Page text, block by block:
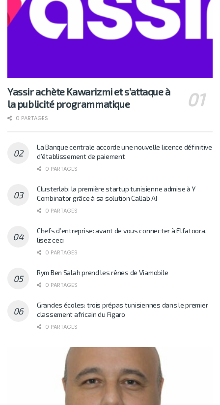
Yassir achète Kawarizmi et s’attaque à
la publicité programmatique
0 PARTAGES
La Banque centrale accorde une nouvelle licence définitive
d’établissement de paiement
0 PARTAGES
Clusterlab: la première startup tunisienne admise à Y
Combinator grâce à sa solution Callab AI
0 PARTAGES
Chefs d’entreprise: avant de vous connecter à Elfatoora,
lisez ceci
0 PARTAGES
Rym Ben Salah prend les rênes de Viamobile
0 PARTAGES
Grandes écoles: trois prépas tunisiennes dans le premier
classement africain du Figaro
0 PARTAGES